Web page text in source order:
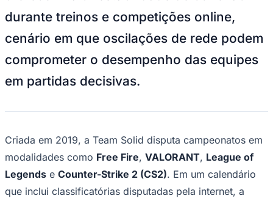
NFL
UFC
MLB
NHL
Atletismo
Brasileirão Série A
Brasileirão Série B
Copa do Brasil
Libertadores
durante treinos e competições online,
cenário em que oscilações de rede podem
comprometer o desempenho das equipes
em partidas decisivas.
Criada em 2019, a Team Solid disputa campeonatos em
modalidades como Free Fire, VALORANT, League of
Legends e Counter-Strike 2 (CS2). Em um calendário
que inclui classificatórias disputadas pela internet, a